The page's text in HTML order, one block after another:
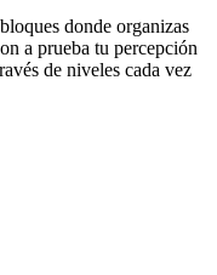
donde organizas
a prueba tu percepción
de niveles cada vez